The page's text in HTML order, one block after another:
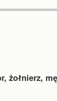
żołnierz,